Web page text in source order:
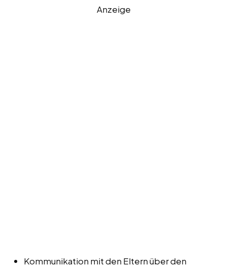
Anzeige
Kommunikation mit den Eltern über den